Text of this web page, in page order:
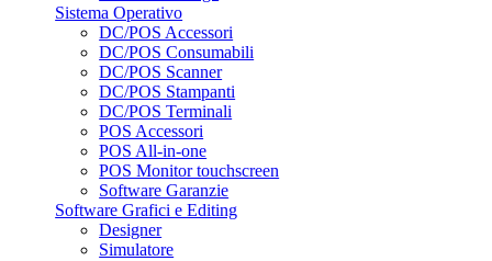
Sistema Operativo
DC/POS Accessori
DC/POS Consumabili
DC/POS Scanner
DC/POS Stampanti
DC/POS Terminali
POS Accessori
POS All-in-one
POS Monitor touchscreen
Software Garanzie
Software Grafici e Editing
Designer
Simulatore